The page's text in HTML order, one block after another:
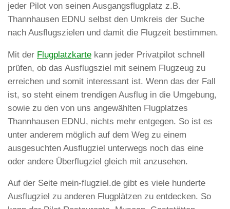
jeder Pilot von seinen Ausgangsflugplatz z.B.
Thannhausen EDNU selbst den Umkreis der Suche
nach Ausflugszielen und damit die Flugzeit bestimmen.
Mit der Flugplatzkarte kann jeder Privatpilot schnell
prüfen, ob das Ausflugsziel mit seinem Flugzeug zu
erreichen und somit interessant ist. Wenn das der Fall
ist, so steht einem trendigen Ausflug in die Umgebung,
sowie zu den von uns angewählten Flugplatzes
Thannhausen EDNU, nichts mehr entgegen. So ist es
unter anderem möglich auf dem Weg zu einem
ausgesuchten Ausflugziel unterwegs noch das eine
oder andere Überflugziel gleich mit anzusehen.
Auf der Seite mein-flugziel.de gibt es viele hunderte
Ausflugziel zu anderen Flugplätzen zu entdecken. So